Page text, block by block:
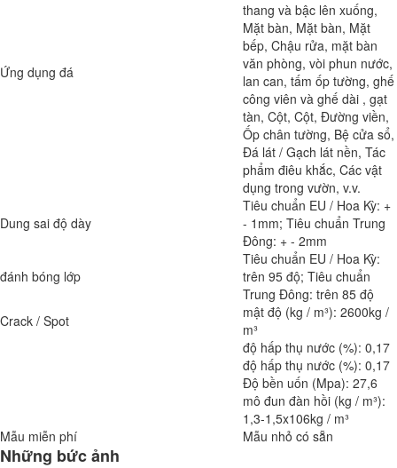
Ứng dụng đá
thang và bậc lên xuống,
Mặt bàn, Mặt bàn, Mặt
bếp, Chậu rửa, mặt bàn
văn phòng, vòi phun nước,
lan can, tấm ốp tường, ghế
công viên và ghế dài , gạt
tàn, Cột, Cột, Đường viền,
Ốp chân tường, Bệ cửa sổ,
Đá lát / Gạch lát nền, Tác
phẩm điêu khắc, Các vật
dụng trong vườn, v.v.
Dung sai độ dày
Tiêu chuẩn EU / Hoa Kỳ: +
- 1mm; Tiêu chuẩn Trung
Đông: + - 2mm
đánh bóng lớp
Tiêu chuẩn EU / Hoa Kỳ:
trên 95 độ; Tiêu chuẩn
Trung Đông: trên 85 độ
Crack / Spot
mật độ (kg / m³): 2600kg /
m³
độ hấp thụ nước (%): 0,17
độ hấp thụ nước (%): 0,17
Độ bền uốn (Mpa): 27,6
mô đun đàn hồi (kg / m³):
1,3-1,5x106kg / m³
Mẫu miễn phí
Mẫu nhỏ có sẵn
Những bức ảnh